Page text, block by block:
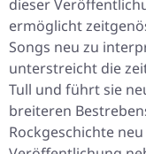
dieser
ermöglicht
Songs neu zu
unterstreicht die
Tull und führt sie
breiteren
Rockgeschichte